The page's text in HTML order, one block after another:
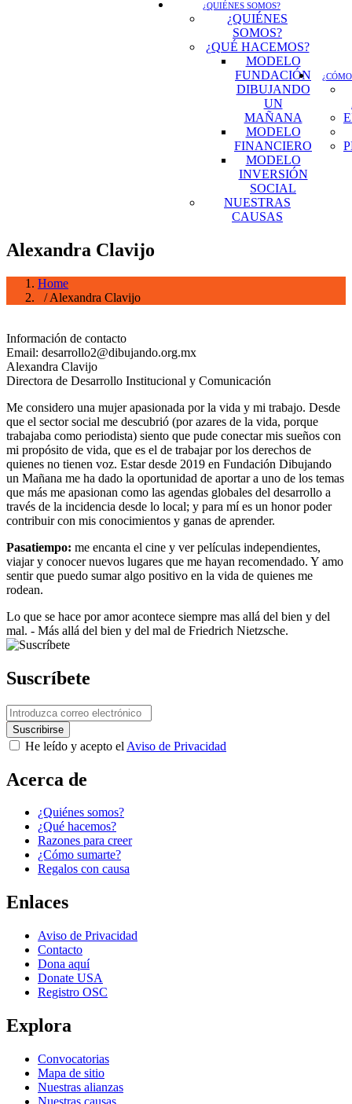
¿QUIÉNES SOMOS?
¿QUIÉNES
SOMOS?
¿QUÉ HACEMOS?
MODELO
FUNDACIÓN
DIBUJANDO
UN
MAÑANA
MODELO
FINANCIERO
MODELO
INVERSIÓN
SOCIAL
NUESTRAS
CAUSAS
Alexandra Clavijo
Home
/ Alexandra Clavijo
Información de contacto
Email: desarrollo2@dibujando.org.mx
Alexandra Clavijo
Directora de Desarrollo Institucional y Comunicación
Me considero una mujer apasionada por la vida y mi trabajo. Desde
que el sector social me descubrió (por azares de la vida, porque
trabajaba como periodista) siento que pude conectar mis sueños con
mi propósito de vida, que es el de trabajar por los derechos de
quienes no tienen voz. Estar desde 2019 en Fundación Dibujando
un Mañana me ha dado la oportunidad de aportar a uno de los temas
que más me apasionan como las agendas globales del desarrollo a
través de la incidencia desde lo local; y para mí es un honor poder
contribuir con mis conocimientos y ganas de aprender.
Pasatiempo: me encanta el cine y ver películas independientes,
viajar y conocer nuevos lugares que me hayan recomendado. Y amo
sentir que puedo sumar algo positivo en la vida de quienes me
rodean.
Lo que se hace por amor acontece siempre mas allá del bien y del
mal. - Más allá del bien y del mal de Friedrich Nietzsche.
Suscríbete
He leído y acepto el Aviso de Privacidad
Acerca de
¿Quiénes somos?
¿Qué hacemos?
Razones para creer
¿Cómo sumarte?
Regalos con causa
Enlaces
Aviso de Privacidad
Contacto
Dona aquí
Donate USA
Registro OSC
Explora
Convocatorias
Mapa de sitio
Nuestras alianzas
Nuestras causas